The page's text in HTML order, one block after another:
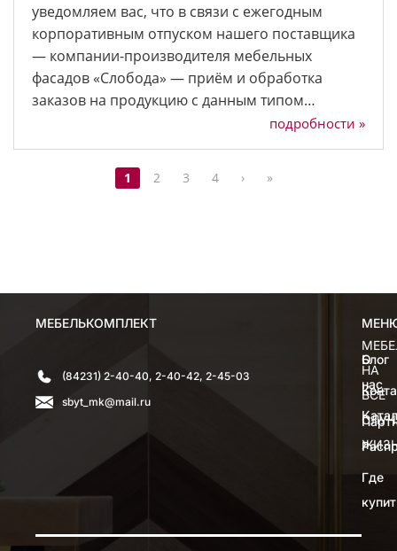
уведомляем вас, что в связи с ежегодным
корпоративным отпуском нашего поставщика
— компании-производителя мебельных
фасадов «Слобода» — приём и обработка
заказов на продукцию с данным типом…
подробности »
1 2 3 4 › »
МЕБЕЛЬКОМПЛЕКТ
(84231) 2-40-40, 2-40-42, 2-45-03
sbyt_mk@mail.ru
О
нас
Где
Блог
НА
ВСЕ